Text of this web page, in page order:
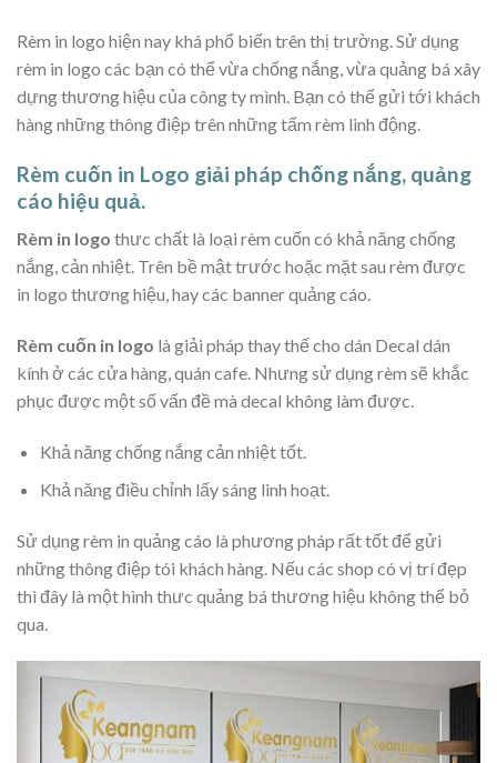
Rèm in logo hiện nay khá phổ biến trên thị trường. Sử dụng
rèm in logo các bạn có thể vừa chống nắng, vừa quảng bá xây
dựng thương hiệu của công ty mình. Bạn có thể gửi tới khách
hàng những thông điệp trên những tấm rèm linh động.
Rèm cuốn in Logo giải pháp chống nắng, quảng
cáo hiệu quả.
Rèm in logo thưc chất là loại rèm cuốn có khả năng chống
nắng, cản nhiệt. Trên bề mật trước hoặc mặt sau rèm được
in logo thương hiệu, hay các banner quảng cáo.
Rèm cuốn in logo là giải pháp thay thế cho dán Decal dán
kính ở các cửa hàng, quán cafe. Nhưng sử dụng rèm sẽ khắc
phục được một số vấn đề mà decal không làm được.
Khả năng chống nắng cản nhiệt tốt.
Khả năng điều chỉnh lấy sáng linh hoạt.
Sử dụng rèm in quảng cáo là phương pháp rất tốt để gửi
những thông điệp tói khách hàng. Nếu các shop có vị trí đẹp
thì đây là một hình thưc quảng bá thương hiệu không thể bỏ
qua.